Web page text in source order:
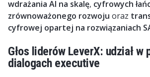
wdrażania AI na skalę, cyfrowych
zrównoważonego rozwoju oraz
cyfrowej opartej na rozwiązaniach
Głos liderów LeverX: udział w
dialogach executive